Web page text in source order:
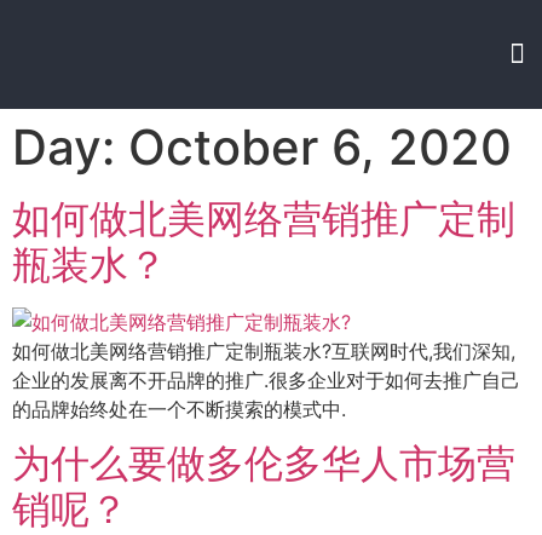
Day: October 6, 2020
如何做北美网络营销推广定制
瓶装水？
如何做北美网络营销推广定制瓶装水?互联网时代,我们深知,
企业的发展离不开品牌的推广.很多企业对于如何去推广自己
的品牌始终处在一个不断摸索的模式中.
为什么要做多伦多华人市场营
销呢？